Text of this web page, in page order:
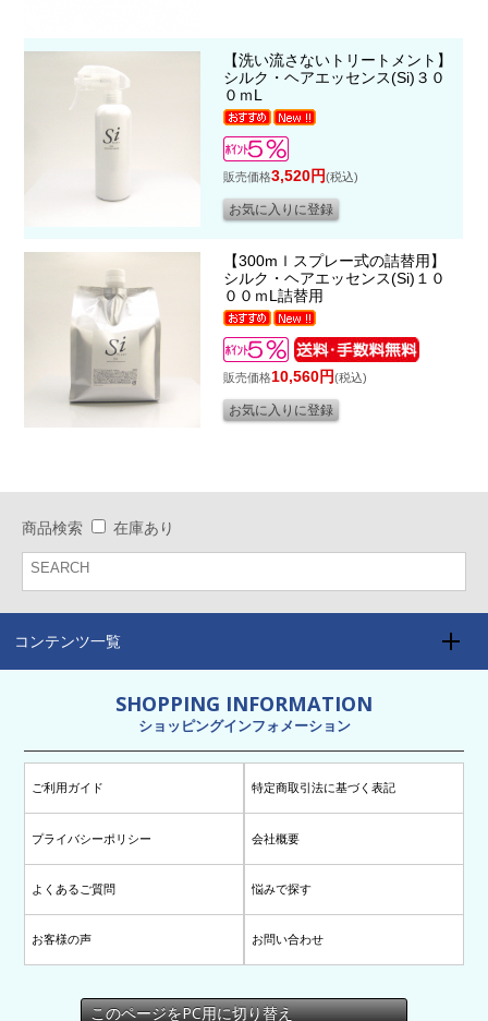
【洗い流さないトリートメント】
シルク・ヘアエッセンス(Si)３０
０ｍL
販売価格3,520円(税込)
【300mｌスプレー式の詰替用】
シルク・ヘアエッセンス(Si)１０
００ｍL詰替用
販売価格10,560円(税込)
商品検索 在庫あり
コンテンツ一覧
SHOPPING INFORMATION
ショッピングインフォメーション
ご利用ガイド
プライバシーポリシー
よくあるご質問
お客様の声
特定商取引法に基づく表記
会社概要
悩みで探す
お問い合わせ
このページをPC用に切り替え